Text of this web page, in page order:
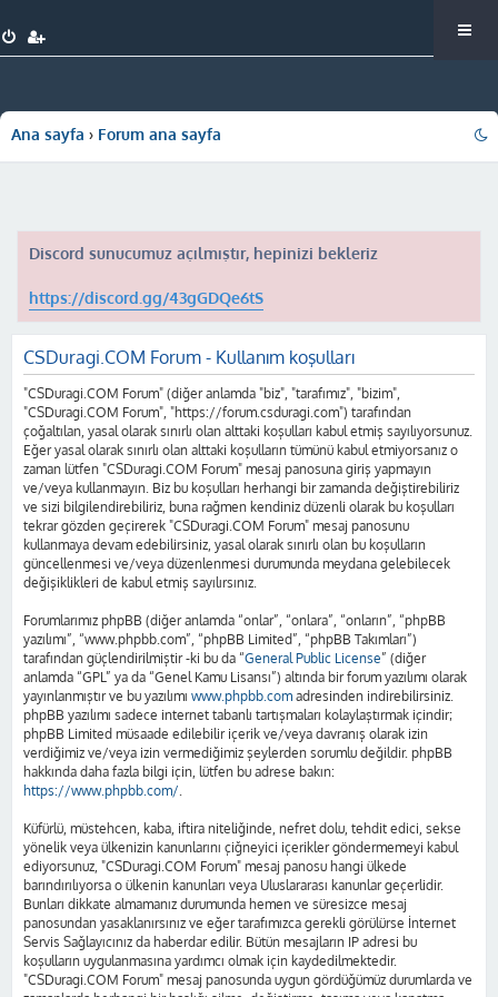
Ana sayfa Forum ana sayfa
Discord sunucumuz açılmıştır, hepinizi bekleriz
https://discord.gg/43gGDQe6tS
CSDuragi.COM Forum - Kullanım koşulları
"CSDuragi.COM Forum" (diğer anlamda "biz", "tarafımız", "bizim",
"CSDuragi.COM Forum", "https://forum.csduragi.com") tarafından
çoğaltılan, yasal olarak sınırlı olan alttaki koşulları kabul etmiş sayılıyorsunuz.
Eğer yasal olarak sınırlı olan alttaki koşulların tümünü kabul etmiyorsanız o
zaman lütfen "CSDuragi.COM Forum" mesaj panosuna giriş yapmayın
ve/veya kullanmayın. Biz bu koşulları herhangi bir zamanda değiştirebiliriz
ve sizi bilgilendirebiliriz, buna rağmen kendiniz düzenli olarak bu koşulları
tekrar gözden geçirerek "CSDuragi.COM Forum" mesaj panosunu
kullanmaya devam edebilirsiniz, yasal olarak sınırlı olan bu koşulların
güncellenmesi ve/veya düzenlenmesi durumunda meydana gelebilecek
değişiklikleri de kabul etmiş sayılırsınız.
Forumlarımız phpBB (diğer anlamda “onlar”, “onlara”, “onların”, “phpBB
yazılımı”, “www.phpbb.com”, “phpBB Limited”, “phpBB Takımları”)
tarafından güçlendirilmiştir -ki bu da “General Public License” (diğer
anlamda “GPL” ya da “Genel Kamu Lisansı”) altında bir forum yazılımı olarak
yayınlanmıştır ve bu yazılımı www.phpbb.com adresinden indirebilirsiniz.
phpBB yazılımı sadece internet tabanlı tartışmaları kolaylaştırmak içindir;
phpBB Limited müsaade edilebilir içerik ve/veya davranış olarak izin
verdiğimiz ve/veya izin vermediğimiz şeylerden sorumlu değildir. phpBB
hakkında daha fazla bilgi için, lütfen bu adrese bakın:
https://www.phpbb.com/.
Küfürlü, müstehcen, kaba, iftira niteliğinde, nefret dolu, tehdit edici, sekse
yönelik veya ülkenizin kanunlarını çiğneyici içerikler göndermemeyi kabul
ediyorsunuz, "CSDuragi.COM Forum" mesaj panosu hangi ülkede
barındırılıyorsa o ülkenin kanunları veya Uluslararası kanunlar geçerlidir.
Bunları dikkate almamanız durumunda hemen ve süresizce mesaj
panosundan yasaklanırsınız ve eğer tarafımızca gerekli görülürse İnternet
Servis Sağlayıcınız da haberdar edilir. Bütün mesajların IP adresi bu
koşulların uygulanmasına yardımcı olmak için kaydedilmektedir.
"CSDuragi.COM Forum" mesaj panosunda uygun gördüğümüz durumlarda ve